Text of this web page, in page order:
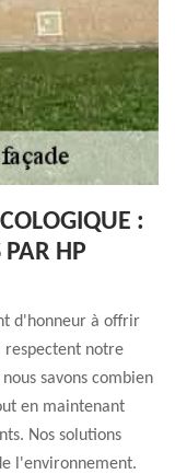
:
PAR HP
d'honneur à offrir
respectent notre
savons combien
en maintenant
Nos solutions
l'environnement.